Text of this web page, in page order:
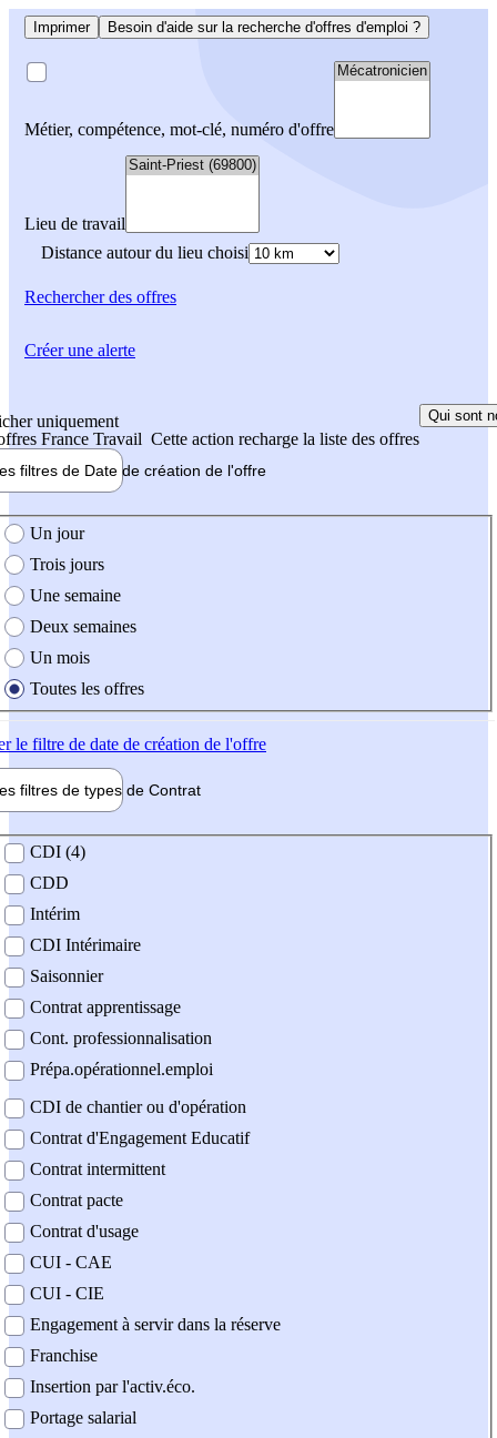
Imprimer Besoin d'aide sur la recherche d'offres d'emploi ?
Métier, compétence, mot-clé, numéro d'offre
Lieu de travail
Distance autour du lieu choisi
Rechercherdes offres
uniquement
France Travail Cette action recharge la liste des offres
Qui sont
filtres de Date de création de l'offre
création de l'offre
Un jour
Trois jours
Une semaine
Deux semaines
Un mois
Toutes les offres
le filtre de date de création de l'offre
filtres de types de Contrat
contrat
CDI (4)
CDD
Intérim
CDI Intérimaire
Saisonnier
Contrat apprentissage
Cont. professionnalisation
Prépa.opérationnel.emploi
CDI de chantier ou d'opération
Contrat d'Engagement Educatif
Contrat intermittent
Contrat pacte
Contrat d'usage
CUI - CAE
CUI - CIE
Engagement à servir dans la réserve
Franchise
Insertion par l'activ.éco.
Portage salarial
Créer une alerte